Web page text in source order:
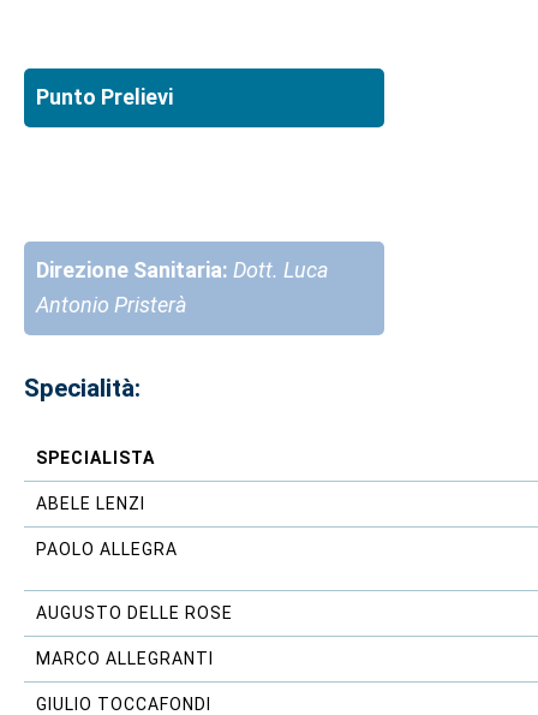
Punto Prelievi
Direzione Sanitaria: Dott. Luca
Antonio Pristerà
Specialità:
SPECIALISTA
ABELE LENZI
PAOLO ALLEGRA
AUGUSTO DELLE ROSE
MARCO ALLEGRANTI
GIULIO TOCCAFONDI